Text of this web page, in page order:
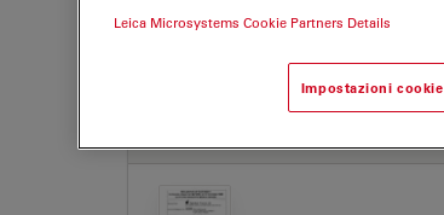
AM6000
Leica Microsystems Cookie Partners Details
Impostazioni cookie